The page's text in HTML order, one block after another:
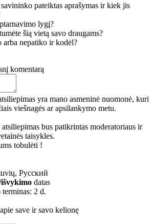
pateiktas aprašymas ir kiek jis
lygį?
šią vietą savo draugams?
arba nepatiko ir kodėl?
komentarą
yra mano asmeninė nuomonė, kuri
viešnagės ar apsilankymo metu.
bus patikrintas moderatoriaus ir
taisykles.
tobulėti !
Русский
datas
2 d.
save ir savo kelionę